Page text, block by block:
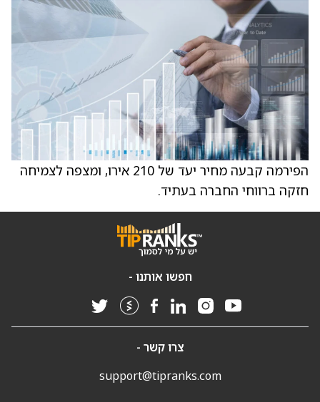
הפירמה קבעה מחיר יעד של 210 אירו, ומצפה לצמיחה
חזקה ברווחי החברה בעתיד.
חפשו אותנו -
צרו קשר -
support@tipranks.com